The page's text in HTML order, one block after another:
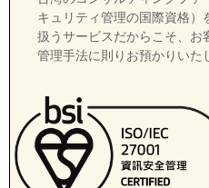
キュリティ管理の国際資格）
扱うサービスだからこそ、お
管理手法に則りお預かりいた